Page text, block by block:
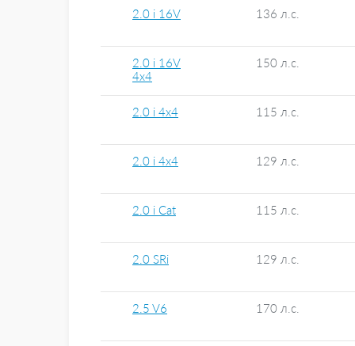
2.0 i 16V 136 л.с.
2.0 i 16V
4x4
150 л.с.
2.0 i 4x4 115 л.с.
2.0 i 4x4 129 л.с.
2.0 i Cat 115 л.с.
2.0 SRi 129 л.с.
2.5 V6 170 л.с.